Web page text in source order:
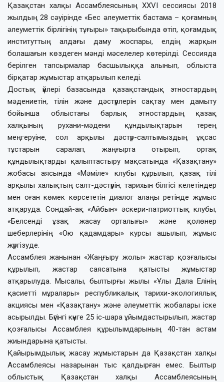
Қазақстан халқы Ассамблеясының ХХVI cессиясы 2018
жылдың 28 сәуірінде «Бес әлеуметтік бастама – қоғамның
әлеуметтік бірлігінің тұғыры» тақырыбында өтіп, қоғамдық
институттың алдағы даму жоспары, елдің жарқын
болашағын көздеген мәнді мәселелер көтерілді. Сессияда
берілген тапсырмалар басшылыққа алынып, облыста
бірқатар жұмыстар атқарылып келеді.
Достық үйлері базасында қазақстандық этностардың
мәдениетін, тілін және дәстүрлерін сақтау мен дамыту
бойынша облыстағы барлық этностардың қазақ
халқының рухани-мәдени құндылықтарын терең
меңгеруіне, сол арқылы дәстүр-салтымыздың ұқсас
тұстарын саралап, жаңғырта отырып, ортақ
құндылықтарды қалыптастыру мақсатында «Қазақтану»
жобасы аясында «Мәміле» клубы құрылып, қазақ тілі
арқылы халықтың салт-дәстүрін, тарихын білгісі келетіндер
мен оған көмек көрсететін диалог алаңы ретінде жұмыс
атқаруда. Сондай-ақ «Айбын» әскери-патриоттық клубы,
«Белсенді ұзақ жасау орталығы» және қолөнер
шеберлерінің «Ою қадамдары» курсы ашылып, жұмыс
жүргізуде.
Ассамблея жанынан «Жаңғыру жолы» жастар қозғалысы
құрылып, жастар саясатына қатысты жұмыстар
атқарылуда. Мысалы, былтырғы жылы «Ұлы Дала Елінің
қасиетті мұралары» республикалық тарихи-экологиялық
акциясы мен «Қазақтану» және әлеуметтік жобалары іске
асырылды. Бүгінгі күнге 25 іс-шара ұйымдастырылып, жастар
қозғалысы Ассамблея құрылымдарының 40-тан астам
жиындарына қатысты.
Қайырымдылық жасау жұмыстарын да Қазақстан халқы
Ассамблеясы назарынан тыс қалдырған емес. Былтыр
облыстық Қазақстан халқы Ассамблеясының